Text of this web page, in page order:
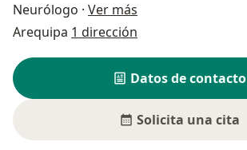
Neurólogo · Ver más
Arequipa 1 dirección
Datos de contacto
Solicita una cita